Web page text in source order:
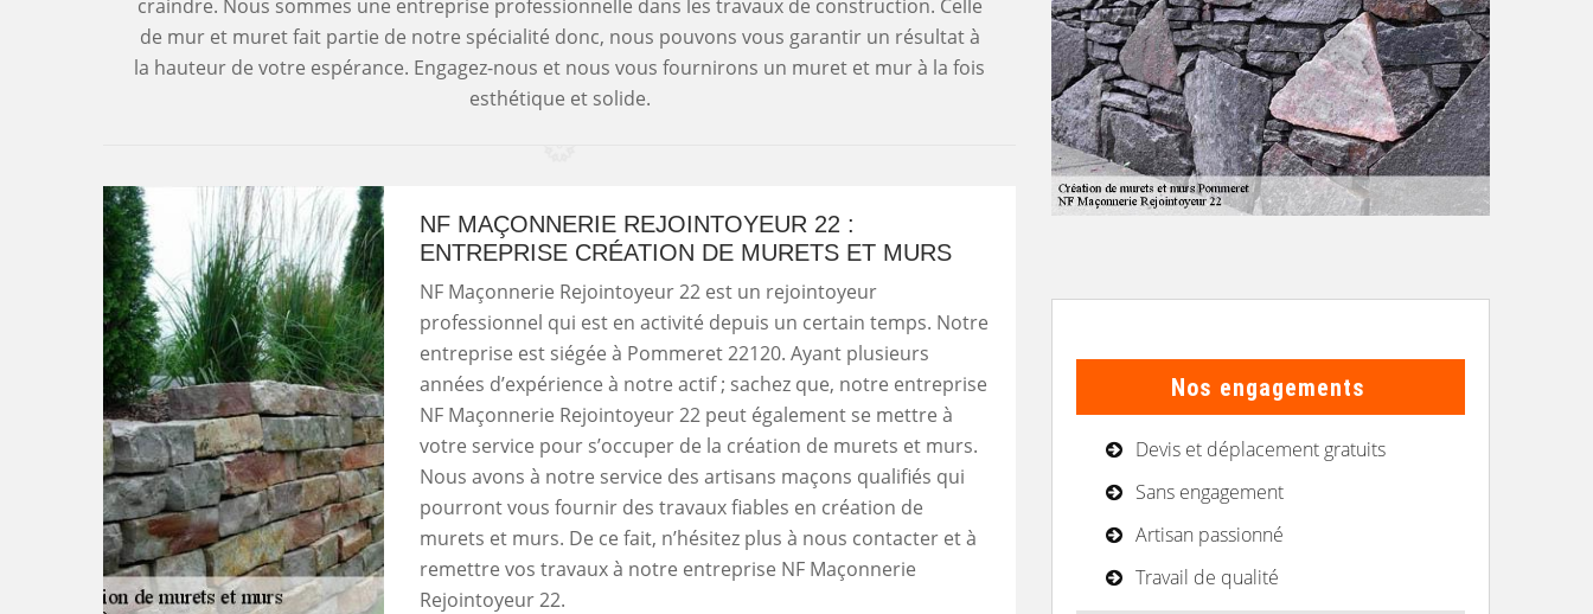
craindre. Nous sommes une entreprise professionnelle dans les travaux de construction. Celle
de mur et muret fait partie de notre spécialité donc, nous pouvons vous garantir un résultat à
la hauteur de votre espérance. Engagez-nous et nous vous fournirons un muret et mur à la fois
esthétique et solide.
NF MAÇONNERIE REJOINTOYEUR 22 :
ENTREPRISE CRÉATION DE MURETS ET MURS
NF Maçonnerie Rejointoyeur 22 est un rejointoyeur
professionnel qui est en activité depuis un certain temps. Notre
entreprise est siégée à Pommeret 22120. Ayant plusieurs
années d’expérience à notre actif ; sachez que, notre entreprise
NF Maçonnerie Rejointoyeur 22 peut également se mettre à
votre service pour s’occuper de la création de murets et murs.
Nous avons à notre service des artisans maçons qualifiés qui
pourront vous fournir des travaux fiables en création de
murets et murs. De ce fait, n’hésitez plus à nous contacter et à
remettre vos travaux à notre entreprise NF Maçonnerie
Rejointoyeur 22.
Nos engagements
Devis et déplacement gratuits
Sans engagement
Artisan passionné
Travail de qualité